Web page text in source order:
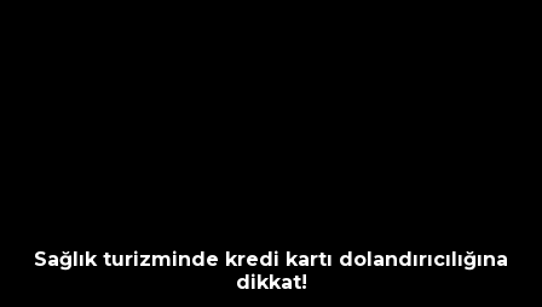
Sağlık turizminde kredi kartı dolandırıcılığına
dikkat!